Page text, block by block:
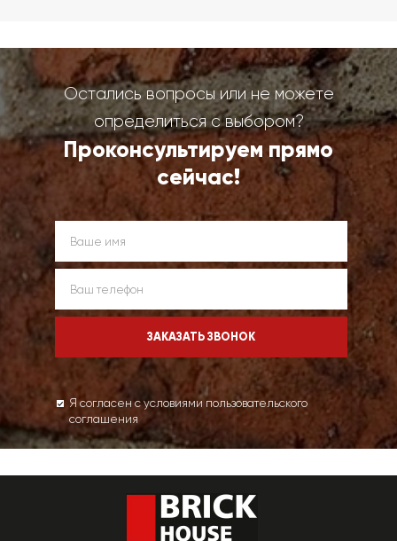
Остались вопросы или не можете
определиться с выбором?
Проконсультируем прямо
сейчас!
Я согласен с условиями пользовательского
соглашения